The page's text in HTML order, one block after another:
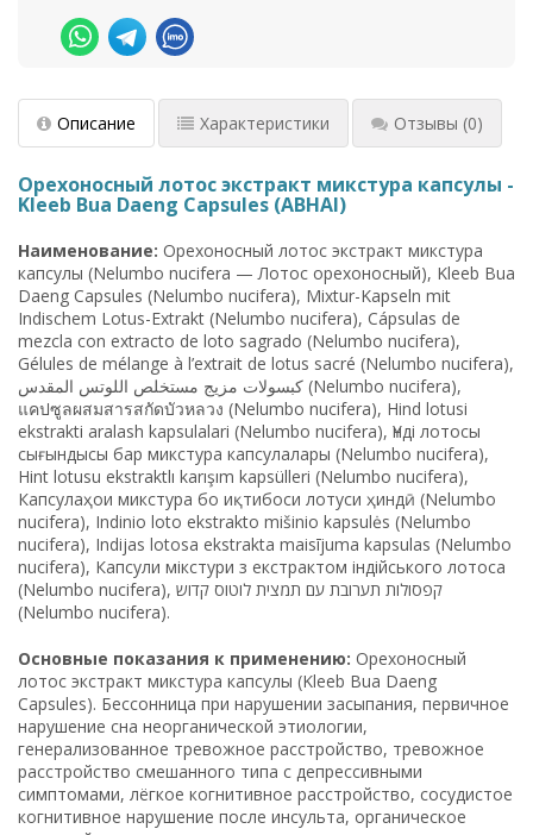
Описание Характеристики Отзывы (0)
Орехоносный лотос экстракт микстура капсулы -
Kleeb Bua Daeng Capsules (ABHAI)
Наименование: Орехоносный лотос экстракт микстура
капсулы (Nelumbo nucifera — Лотос орехоносный), Kleeb Bua
Daeng Capsules (Nelumbo nucifera), Mixtur-Kapseln mit
Indischem Lotus-Extrakt (Nelumbo nucifera), Cápsulas de
mezcla con extracto de loto sagrado (Nelumbo nucifera),
Gélules de mélange à l’extrait de lotus sacré (Nelumbo nucifera),
كبسولات مزيج مستخلص اللوتس المقدس (Nelumbo nucifera),
แคปซูลผสมสารสกัดบัวหลวง (Nelumbo nucifera), Hind lotusi
ekstrakti aralash kapsulalari (Nelumbo nucifera), Үнді лотосы
сығындысы бар микстура капсулалары (Nelumbo nucifera),
Hint lotusu ekstraktlı karışım kapsülleri (Nelumbo nucifera),
Капсулаҳои микстура бо иқтибоси лотуси ҳиндӣ (Nelumbo
nucifera), Indinio loto ekstrakto mišinio kapsulės (Nelumbo
nucifera), Indijas lotosa ekstrakta maisījuma kapsulas (Nelumbo
nucifera), Капсули мікстури з екстрактом індійського лотоса
(Nelumbo nucifera), קפסולות תערובת עם תמצית לוטוס קדוש
(Nelumbo nucifera).
Основные показания к применению: Орехоносный
лотос экстракт микстура капсулы (Kleeb Bua Daeng
Capsules). Бессонница при нарушении засыпания, первичное
нарушение сна неорганической этиологии,
генерализованное тревожное расстройство, тревожное
расстройство смешанного типа с депрессивными
симптомами, лёгкое когнитивное расстройство, сосудистое
когнитивное нарушение после инсульта, органическое